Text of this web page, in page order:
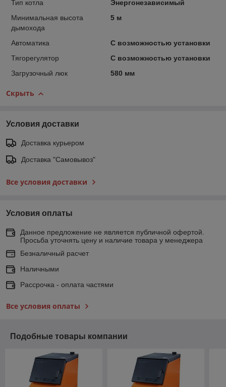
Тип котла
Энергонезависимый
Минимальная высота
дымохода
5 м
Автоматика
С возможностью установки
Тягорегулятор
С возможностью установки
Загрузочный люк
580 мм
Скрыть
Условия доставки
Доставка курьером
Доставка "Самовывоз"
Все условия доставки
Условия оплаты
Данное предложение не является публичной офертой.
Просьба уточнять цену и наличие товара у менеджера
Безналичный расчет
Наличными
Рассрочка - оплата частями
Все условия оплаты
Подобные товары компании